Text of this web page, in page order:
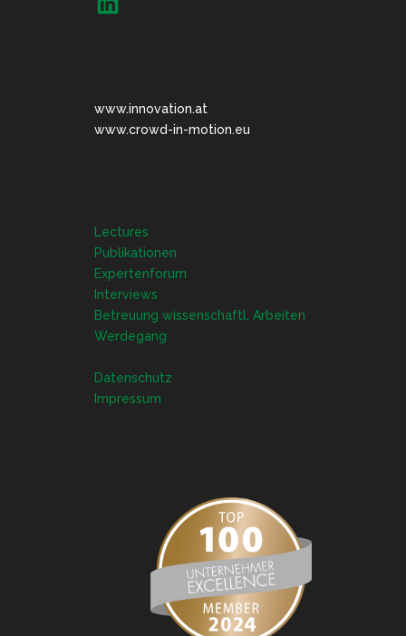
www.innovation.at
www.crowd-in-motion.eu
Lectures
Publikationen
Expertenforum
Interviews
Betreuung wissenschaftl. Arbeiten
Werdegang
Datenschutz
Impressum